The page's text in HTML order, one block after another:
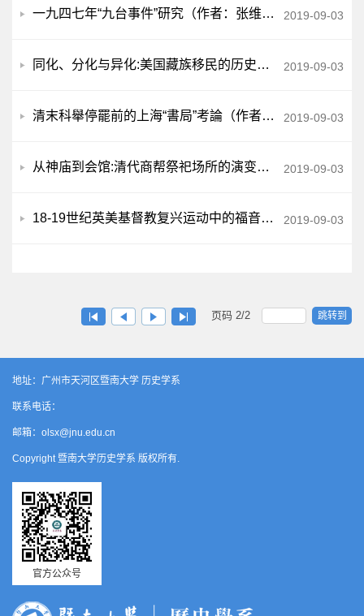
一九四七年“九台事件”研究（作者：张维缜） 2019-09-03
同化、分化与异化:美国藏族移民的历史人类学考察（作者：朱鹏） 2019-09-03
清末科舉停罷前的上海“書局”考論（作者：徐世博） 2019-09-03
从神庙到会馆:清代商帮祭祀场所的演变——基于福州南台的考察（作者：黄忠鑫） 2019-09-03
18-19世纪英美基督教复兴运动中的福音派（作者：张坤） 2019-09-03
页码 2/2 跳转到
地址：广州市天河区暨南大学 历史学系
联系电话：
邮箱：olsx@jnu.edu.cn
Copyright 暨南大学历史学系 版权所有.
官方公众号